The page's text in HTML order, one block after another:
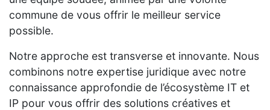
commune de vous offrir le meilleur service
possible.
Notre approche est transverse et innovante. Nous
combinons notre expertise juridique avec notre
connaissance approfondie de l’écosystème IT et
IP pour vous offrir des solutions créatives et